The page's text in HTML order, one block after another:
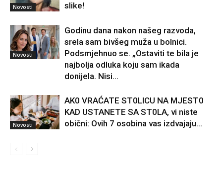
Novosti
slike!
Novosti
Godinu dana nakon našeg razvoda,
srela sam bivšeg muža u bolnici.
Podsmjehnuo se. „Ostaviti te bila je
najbolja odluka koju sam ikada
donijela. Nisi...
Novosti
AK0 VRAĆATE ST0LlCU NA MJEST0
KAD USTANETE SA ST0LA, vi niste
obični: Ovih 7 osobina vas izdvajaju…